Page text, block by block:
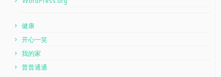
健康
开心一笑
我的家
普普通通